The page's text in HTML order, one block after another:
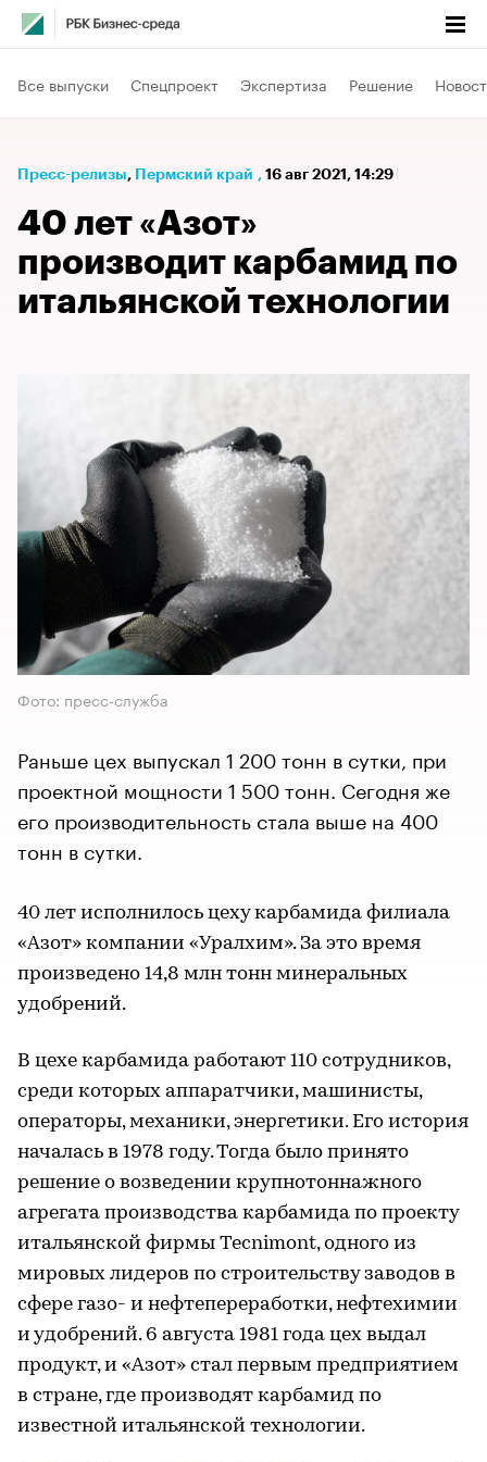
Все выпуски Спецпроект Экспертиза Решение
Пресс-релизы⁠, Пермский край , 16 авг 2021, 14:29
40 лет «Азот»
производит карбамид по
итальянской технологии
Фото: пресс-служба
Раньше цех выпускал 1 200 тонн в сутки, при
проектной мощности 1 500 тонн. Сегодня же
его производительность стала выше на 400
тонн в сутки.
40 лет исполнилось цеху карбамида филиала
«Азот» компании «Уралхим». За это время
произведено 14,8 млн тонн минеральных
удобрений.
В цехе карбамида работают 110 сотрудников,
среди которых аппаратчики, машинисты,
операторы, механики, энергетики. Его история
началась в 1978 году. Тогда было принято
решение о возведении крупнотоннажного
агрегата производства карбамида по проекту
итальянской фирмы Tecnimont, одного из
мировых лидеров по строительству заводов в
сфере газо- и нефтепереработки, нефтехимии
и удобрений. 6 августа 1981 года цех выдал
продукт, и «Азот» стал первым предприятием
в стране, где производят карбамид по
известной итальянской технологии.